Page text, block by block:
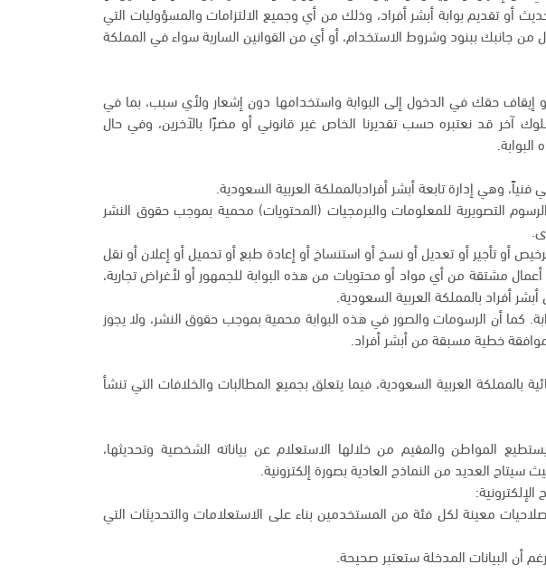
أو تقديم بوابة أبشر أفراد، وذلك من أي وجميع الالتزامات والمسؤوليات التي
من جانبك ببنود وشروط الاستخدام، أو أي من القوانين السارية سواء في المملكة
إيقاف حقك في الدخول إلى البوابة واستخدامها دون إشعار ولأي سبب، بما في
آخر قد نعتبره حسب تقديرنا الخاص غير قانوني أو مضرًا بالآخرين، وفي حال
وهي إدارة تابعة أبشر أفرادبالمملكة العربية السعودية.
التصويرية للمعلومات والبرمجيات (المحتويات) محمية بموجب حقوق النشر
أو تأجير أو تعديل أو نسخ أو استنساخ أو إعادة طبع أو تحميل أو إعلان أو نقل
أعمال مشتقة من أي مواد أو محتويات من هذه البوابة للجمهور أو لأغراض تجارية،
أفراد بالمملكة العربية السعودية.
كما أن الرسومات والصور في هذه البوابة محمية بموجب حقوق النشر، ولا يجوز
خطية مسبقة من أبشر أفراد.
العربية السعودية، فيما يتعلق بجميع المطالبات والخلافات التي تنشأ
المواطن والمقيم من خلالها الاستعلام عن بياناته الشخصية وتحديثها،
سيتاح العديد من النماذج العادية بصورة إلكترونية.
معينة لكل فئة من المستخدمين بناء على الاستعلامات والتحديثات التي
أن البيانات المدخلة ستعتبر صحيحة.